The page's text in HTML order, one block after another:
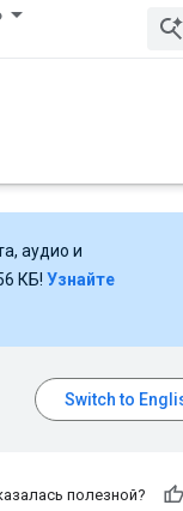
аудио и
КБ! Узнайте
полезной?